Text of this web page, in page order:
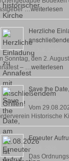
…weiterlesen
Herzliche
Sonntag, den 2.
– …weiterlesen
Save the
Vom
Historische
Erneuter
8 Juli, 2026
Das